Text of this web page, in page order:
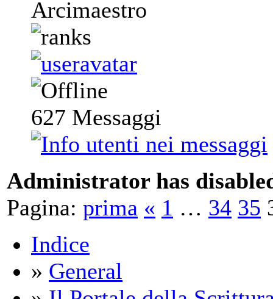
Arcimaestro
627 Messaggi
Administrator has
Pagina: prima « 1 … 34 35
Indice
» General